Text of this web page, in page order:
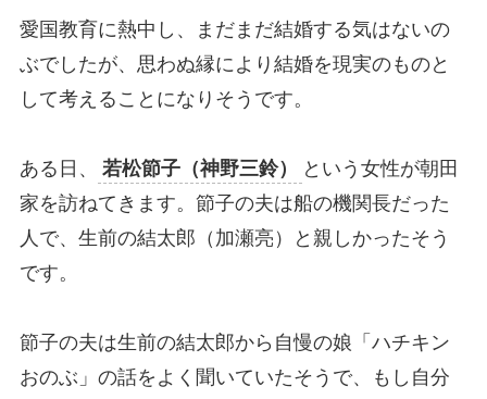
愛国教育に熱中し、まだまだ結婚する気はないの
ぶでしたが、思わぬ縁により結婚を現実のものと
して考えることになりそうです。
ある日、 若松節子（神野三鈴）
という女性が朝田
家を訪ねてきます。節子の夫は船の機関長だった
人で、生前の結太郎（加瀬亮）と親しかったそう
です。
節子の夫は生前の結太郎から自慢の娘「ハチキン
おのぶ」の話をよく聞いていたそうで、もし自分